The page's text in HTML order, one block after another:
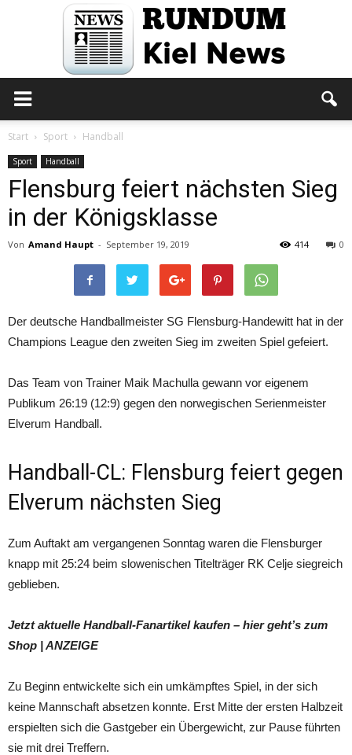
Kiel
Start Sport Handball
Sport Handball
Flensburg feiert nächsten Sieg
in der Königsklasse
Von Amand Haupt - September 19, 2019 0
414
Der deutsche Handballmeister SG Flensburg-Handewitt hat in der
Champions League den zweiten Sieg im zweiten Spiel gefeiert.
Das Team von Trainer Maik Machulla gewann vor eigenem
Publikum 26:19 (12:9) gegen den norwegischen Serienmeister
Elverum Handball.
Handball-CL: Flensburg feiert gegen
Elverum nächsten Sieg
Zum Auftakt am vergangenen Sonntag waren die Flensburger
knapp mit 25:24 beim slowenischen Titelträger RK Celje siegreich
geblieben.
Jetzt aktuelle Handball-Fanartikel kaufen – hier geht’s zum
Shop | ANZEIGE
Zu Beginn entwickelte sich ein umkämpftes Spiel, in der sich
keine Mannschaft absetzen konnte. Erst Mitte der ersten Halbzeit
erspielten sich die Gastgeber ein Übergewicht, zur Pause führten
sie mit drei Treffern.